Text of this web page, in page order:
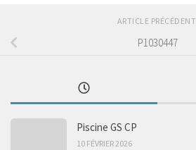
ARTICLE PRÉCÉDENT
P1030447
Piscine GS CP
10 FÉVRIER 2026